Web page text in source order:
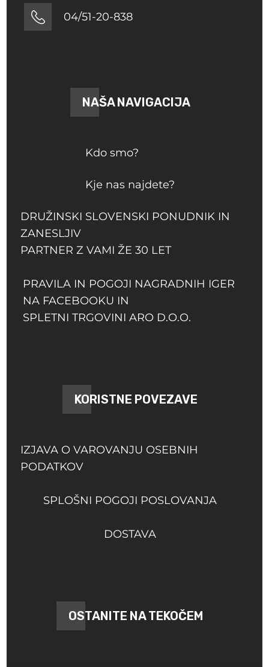
04/51-20-838
NAŠA NAVIGACIJA
Kdo smo?
Kje nas najdete?
DRUŽINSKI SLOVENSKI PONUDNIK IN
ZANESLJIV
PARTNER Z VAMI ŽE 30 LET
PRAVILA IN POGOJI NAGRADNIH IGER
NA FACEBOOKU IN
SPLETNI TRGOVINI ARO D.O.O.
KORISTNE POVEZAVE
IZJAVA O VAROVANJU OSEBNIH
PODATKOV
SPLOŠNI POGOJI POSLOVANJA
DOSTAVA
OSTANITE NA TEKOČEM